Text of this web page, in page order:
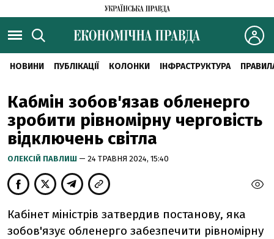
НОВИНИ ПУБЛІКАЦІЇ КОЛОНКИ ІНФРАСТРУКТУРА
Кабмін зобов'язав обленерго
зробити рівномірну черговість
відключень світла
ОЛЕКСІЙ ПАВЛИШ — 24 ТРАВНЯ 2024, 15:40
Кабінет міністрів затвердив постанову, яка
зобов'язує обленерго забезпечити рівномірну